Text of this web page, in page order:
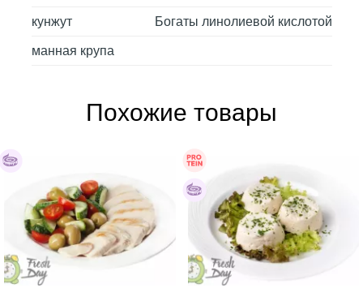
кунжут Богаты линолиевой кислотой
манная крупа
Похожие товары